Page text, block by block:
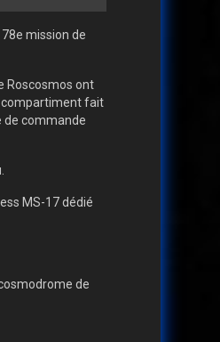
mission de
Roscosmos ont
compartiment fait
de commande
MS-17 dédié
de